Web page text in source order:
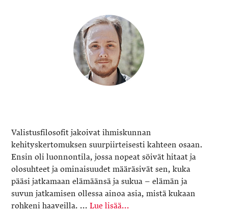
Valistusfilosofit jakoivat ihmiskunnan
kehityskertomuksen suurpiirteisesti kahteen osaan.
Ensin oli luonnontila, jossa nopeat söivät hitaat ja
olosuhteet ja ominaisuudet määräsivät sen, kuka
pääsi jatkamaan elämäänsä ja sukua – elämän ja
suvun jatkamisen ollessa ainoa asia, mistä kukaan
rohkeni haaveilla. ...Lue lisää...